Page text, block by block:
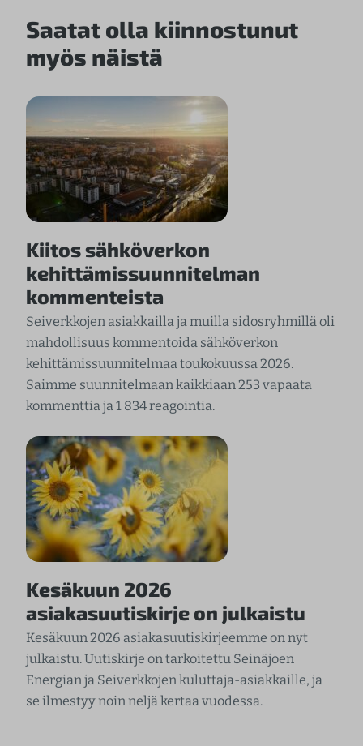
Saatat olla kiinnostunut
myös näistä
Kiitos sähköverkon
kehittämissuunnitelman
kommenteista
Seiverkkojen asiakkailla ja muilla sidosryhmillä oli
mahdollisuus kommentoida sähköverkon
kehittämissuunnitelmaa toukokuussa 2026.
Saimme suunnitelmaan kaikkiaan 253 vapaata
kommenttia ja 1 834 reagointia.
Kesäkuun 2026
asiakasuutiskirje on julkaistu
Kesäkuun 2026 asiakasuutiskirjeemme on nyt
julkaistu. Uutiskirje on tarkoitettu Seinäjoen
Energian ja Seiverkkojen kuluttaja-asiakkaille, ja
se ilmestyy noin neljä kertaa vuodessa.